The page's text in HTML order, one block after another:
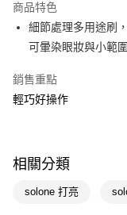
LINE Pay
Apple Pay
街口支付
AFTEE先享後付
相關說明
商品特色
細節處理多用途刷
可暈染眼妝與小範
銷售重點
輕巧好操作
相關分類
solone 打亮